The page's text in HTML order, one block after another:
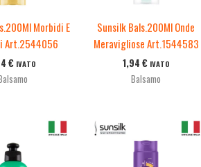
Morbidi E
Art.2544056
€ IVATO
Sunsilk Bals.200Ml Onde
Meravigliose Art.1544583
1,94 € IVATO
Balsamo